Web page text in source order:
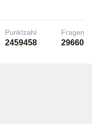
Punktzahl
2459458
Fragen
29660